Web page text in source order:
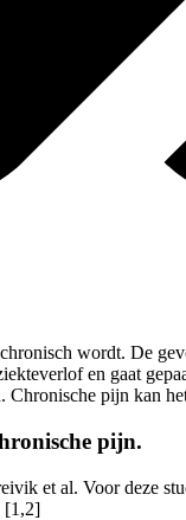
wordt. De
en gaat
pijn kan
pijn.
et al. Voor deze
[1,2]